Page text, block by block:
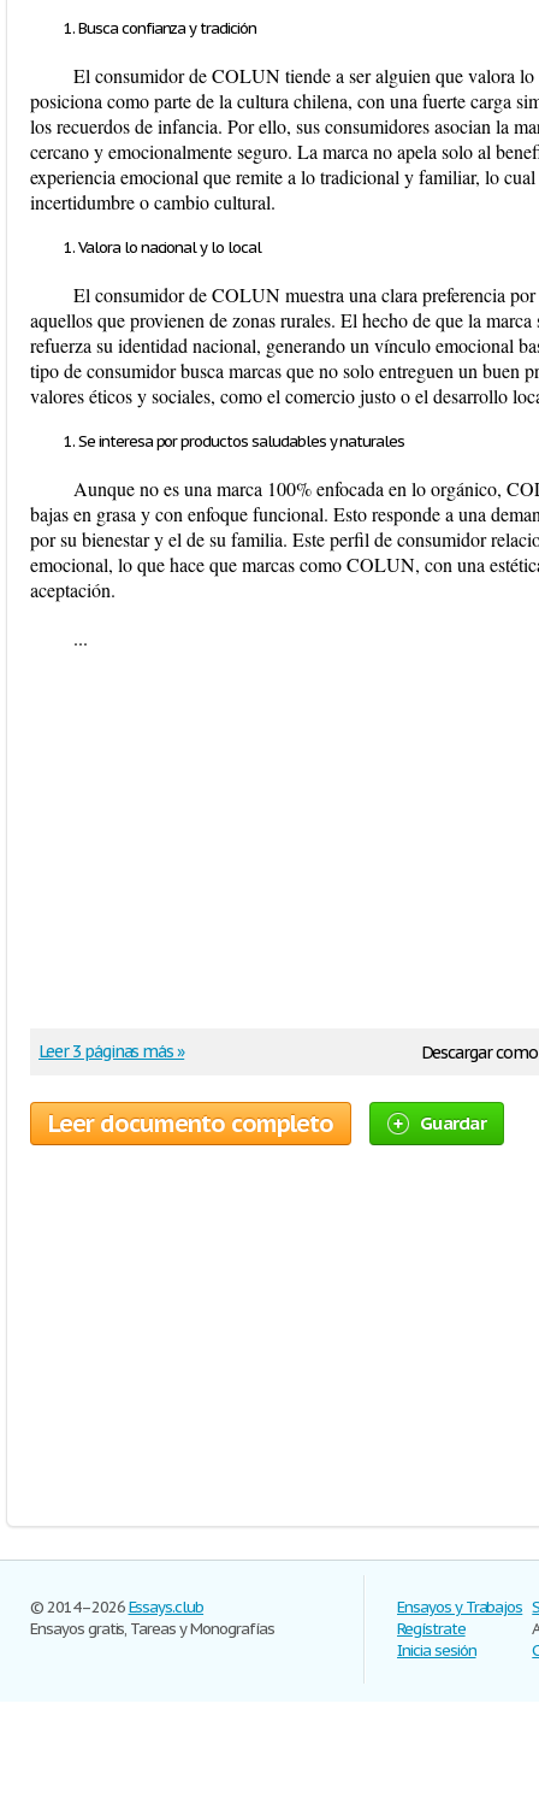
Busca confianza y tradición
El consumidor de COLUN tiende a ser alguien que valora
posiciona como parte de la cultura chilena, con una fuerte carga
los recuerdos de infancia. Por ello, sus consumidores asocian la
cercano y emocionalmente seguro. La marca no apela solo al
experiencia emocional que remite a lo tradicional y familiar, lo
incertidumbre o cambio cultural.
Valora lo nacional y lo local
El consumidor de COLUN muestra una clara preferencia
aquellos que provienen de zonas rurales. El hecho de que la
refuerza su identidad nacional, generando un vínculo emocional
tipo de consumidor busca marcas que no solo entreguen un buen
valores éticos y sociales, como el comercio justo o el desarrollo
Se interesa por productos saludables y naturales
Aunque no es una marca 100% enfocada en lo orgánico,
bajas en grasa y con enfoque funcional. Esto responde a una
por su bienestar y el de su familia. Este perfil de consumidor
emocional, lo que hace que marcas como COLUN, con una
aceptación.
...
Descargar como
Leer 3 páginas más »
Leer documento completo Guardar
© 2014–2026Essays.club
Ensayos gratis, Tareas y Monografías
Ensayos y Trabajos
Regístrate
Inicia sesión